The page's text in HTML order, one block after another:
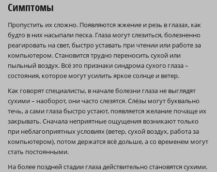
Симптомы
Пропустить их сложно. Появляются жжение и резь в глазах, как
будто в них насыпали песка. Глаза могут слезиться, болезненно
реагировать на свет, быстро уставать при чтении или работе за
компьютером. Становится трудно переносить сухой или
пыльный воздух. Всё это признаки синдрома сухого глаза –
состояния, которое могут усилить яркое солнце и ветер.
Как говорят специалисты, в начале болезни глаза не выглядят
сухими – наоборот, они часто слезятся. Слёзы могут буквально
течь, а сами глаза быстро устают, появляется желание почаще их
закрывать. Сначала неприятные ощущения возникают только
при неблагоприятных условиях (ветер, сухой воздух, работа за
компьютером), потом держатся всё дольше, а со временем могут
стать постоянными.
На более поздней стадии глаза действительно становятся сухими.